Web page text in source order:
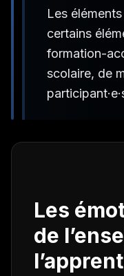
Les
certains
formation-
scolaire, de
Les
de